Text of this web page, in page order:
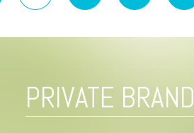
PRIVATE BRAND